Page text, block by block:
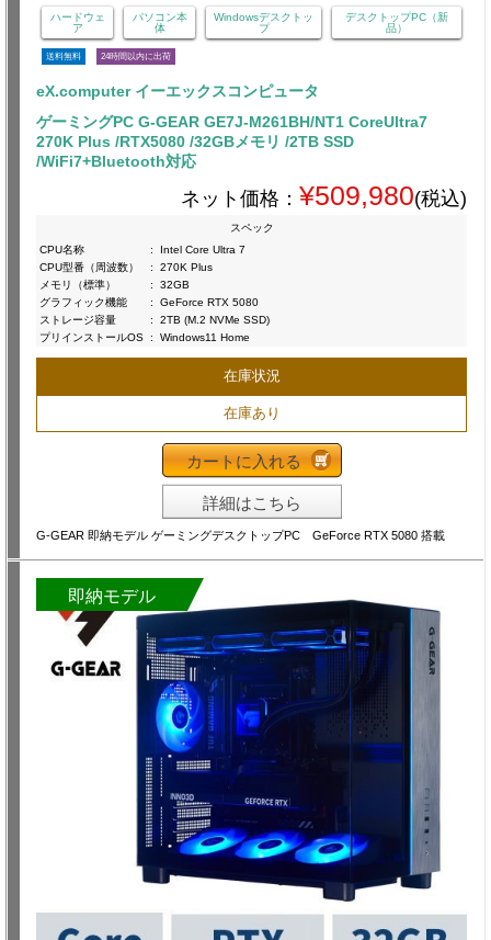
ハードウェ
ア
パソコン本
体
Windowsデスクトッ
プ
デスクトップPC（新
品）
送料無料 24時間以内に出荷
eX.computer イーエックスコンピュータ
ゲーミングPC G-GEAR GE7J-M261BH/NT1 CoreUltra7
270K Plus /RTX5080 /32GBメモリ /2TB SSD
/WiFi7+Bluetooth対応
ネット価格： ¥509,980(税込)
スペック
CPU名称
:
Intel Core Ultra 7
CPU型番（周波数）
:
270K Plus
メモリ（標準）
:
32GB
グラフィック機能
:
GeForce RTX 5080
ストレージ容量
:
2TB (M.2 NVMe SSD)
プリインストールOS : Windows11 Home
在庫状況
在庫あり
カートに入れる
詳細はこちら
G-GEAR 即納モデル ゲーミングデスクトップPC GeForce RTX 5080 搭載
即納モデル